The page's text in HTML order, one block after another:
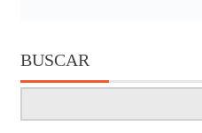
BUSCAR